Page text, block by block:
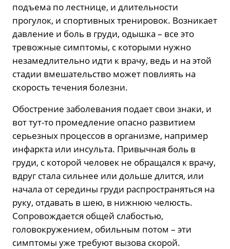
подъема по лестнице, и длительности
прогулок, и спортивных тренировок. Возникает
давление и боль в груди, одышка – все это
тревожные симптомы, с которыми нужно
незамедлительно идти к врачу, ведь и на этой
стадии вмешательство может повлиять на
скорость течения болезни.
Обострение заболевания подает свои знаки, и
вот тут-то промедление опасно развитием
серьезных процессов в организме, например
инфаркта или инсульта. Привычная боль в
груди, с которой человек не обращался к врачу,
вдруг стала сильнее или дольше длится, или
начала от середины груди распространяться на
руку, отдавать в шею, в нижнюю челюсть.
Сопровождается общей слабостью,
головокружением, обильным потом – эти
симптомы уже требуют вызова скорой.